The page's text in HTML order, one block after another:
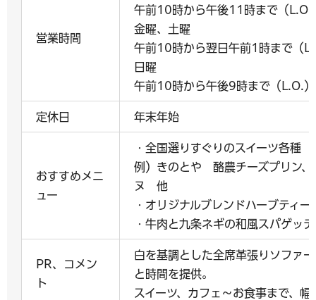
営業時間
午前10時から午後11時まで（L.O.
金曜、土曜
午前10時から翌日午前1時まで（
日曜
午前10時から午後9時まで（
定休日 年末年始
おすすめメニ
ュー
・全国選りすぐりのスイーツ各種
例）きのとや 酪農チーズプリン
ヌ 他
・オリジナルブレンドハーブティー
・牛肉と九条ネギの和風スパゲ
PR、コメン
ト
白を基調とした全席革張りソファ
と時間を提供。
スイーツ、カフェ～お食事まで、